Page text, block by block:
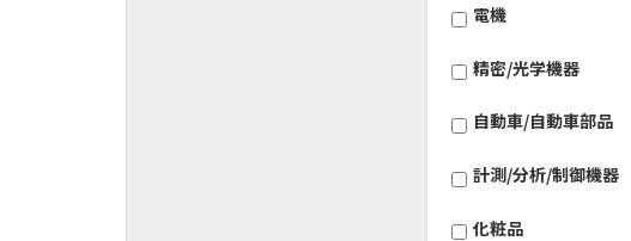
電機
精密/光学機器
自動車/自動車部品
計測/分析/制御機器
化粧品